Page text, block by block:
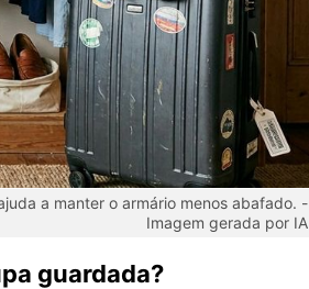
a manter o armário menos abafado. -
Imagem gerada por IA
guardada?